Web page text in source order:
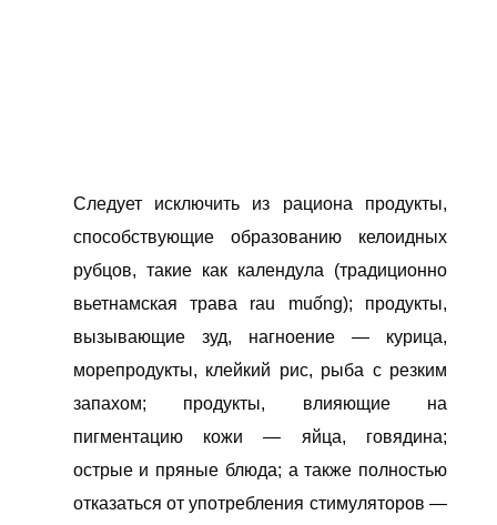
Следует исключить из рациона продукты,
способствующие образованию келоидных
рубцов, такие как календула (традиционно
вьетнамская трава rau muống); продукты,
вызывающие зуд, нагноение — курица,
морепродукты, клейкий рис, рыба с резким
запахом; продукты, влияющие на
пигментацию кожи — яйца, говядина;
острые и пряные блюда; а также полностью
отказаться от употребления стимуляторов —